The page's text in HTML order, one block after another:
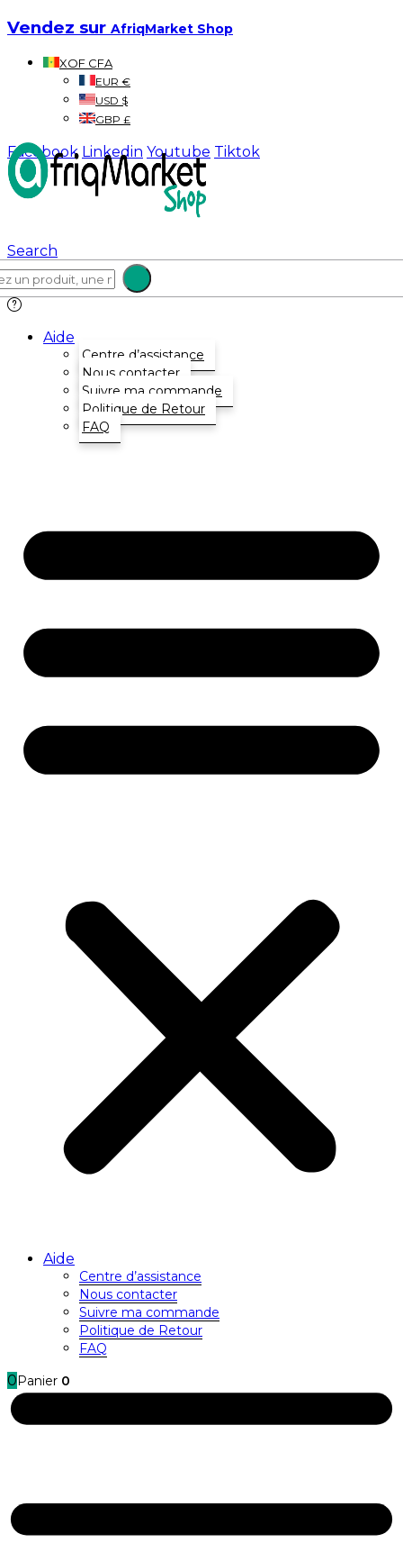
Vendez sur AfriqMarket Shop
XOF CFA
EUR €
USD $
GBP £
Facebook Linkedin Youtube Tiktok
Search
Aide
Centre d’assistance
Nous contacter
Suivre ma commande
Politique de Retour
FAQ
Aide
Centre d’assistance
Nous contacter
Suivre ma commande
Politique de Retour
FAQ
0 Panier 0